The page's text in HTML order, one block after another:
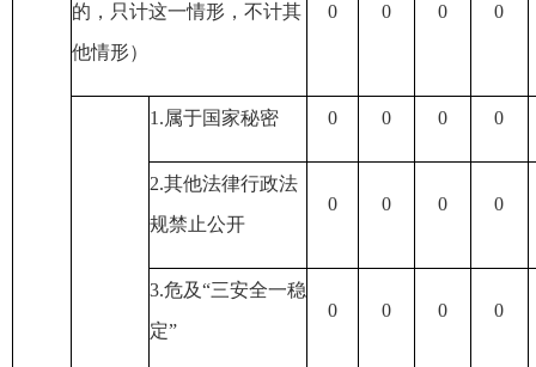
的，只计这一情形，不计其
他情形）
0 0 0 0
1.属于国家秘密 0 0 0 0
2.其他法律行政法
规禁止公开
0 0 0 0
3.危及“三安全一稳
定”
0 0 0 0